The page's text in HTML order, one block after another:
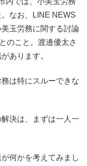
なお、LINE NEWS
玉労務に関する討論
のこと。渡邊優太さ
あります。
は特にスルーできな
決は、まずは一人一
何かを考えてみまし